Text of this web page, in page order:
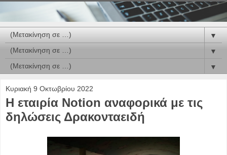
▼
▼
▼
Κυριακή 9 Οκτωβρίου 2022
Η εταιρία Notion αναφορικά με τις
δηλώσεις Δρακονταειδή